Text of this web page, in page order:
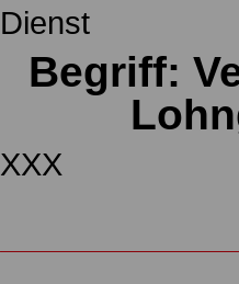
Dienst
Begriff:
XXX